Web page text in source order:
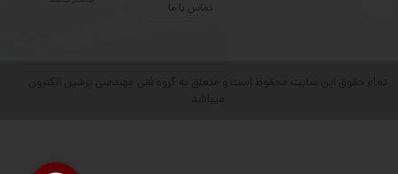
تماس با ما